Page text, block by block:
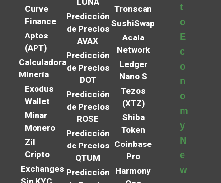
Curve
Finance
Aptos
(APT)
Calculadora
Minería
Exodus
Wallet
Minar
Monero
Zil
Cripto
Exchanges
LUNA
Predicción
de Precios
AVAX
Predicción
de Precios
DOT
Predicción
de Precios
ROSE
Predicción
de Precios
QTUM
Predicción
Tronscan
SushiSwap
Acala
Network
Ledger
Nano S
Tezos
(XTZ)
Shiba
Token
Coinbase
Pro
Harmony
t
o
E
c
o
n
o
m
y
N
e
w